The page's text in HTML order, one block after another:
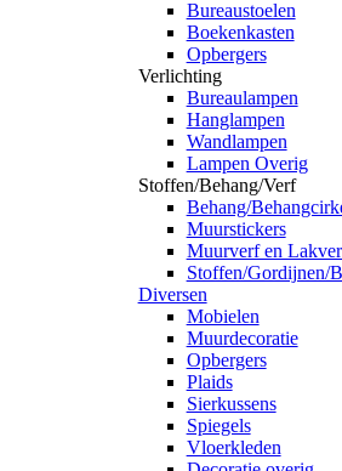
Bureaustoelen
Boekenkasten
Opbergers
Verlichting
Bureaulampen
Hanglampen
Wandlampen
Lampen Overig
Stoffen/Behang/Verf
Behang/
Muurstickers
Muurverf en
Stoffen/Gordijnen/
Diversen
Mobielen
Muurdecoratie
Opbergers
Plaids
Sierkussens
Spiegels
Vloerkleden